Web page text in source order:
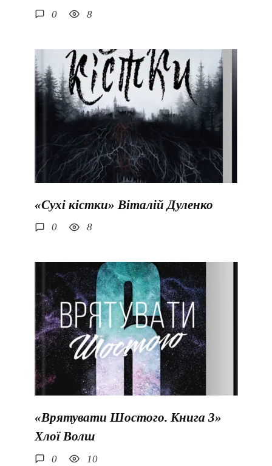
0 8
«Сухі кістки» Віталій Дуленко
0 8
«Врятувати Шостого. Книга 3»
Хлої Волш
0 10